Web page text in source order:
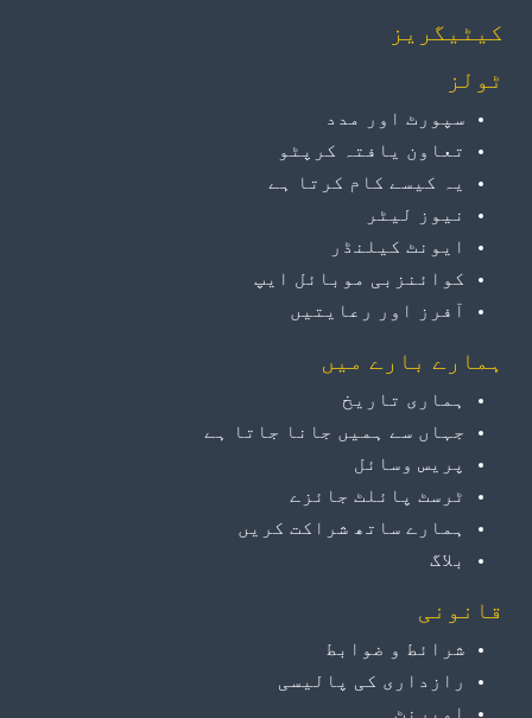
کیٹیگریز
ٹولز
سپورٹ اور مدد
تعاون یافتہ کرپٹو
یہ کیسے کام کرتا ہے
نیوز لیٹر
ایونٹ کیلنڈر
کوائنزبی موبائل ایپ
آفرز اور رعایتیں
ہمارے بارے میں
ہماری تاریخ
جہاں سے ہمیں جانا جاتا ہے
پریس وسائل
ٹرسٹ پائلٹ جائزے
ہمارے ساتھ شراکت کریں
بلاگ
قانونی
شرائط و ضوابط
رازداری کی پالیسی
امپرنٹ